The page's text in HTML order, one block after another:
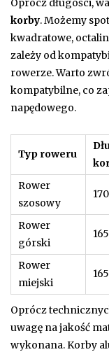
Oprócz długości,
korby. Możemy
kwadratowe,
zależy od
rowerze. Warto
kompatybilne, co
napędowego.
Typ roweru
Rower
szosowy
Rower
górski
Rower
miejski
Oprócz
uwagę na jakość
wykonana. Korby